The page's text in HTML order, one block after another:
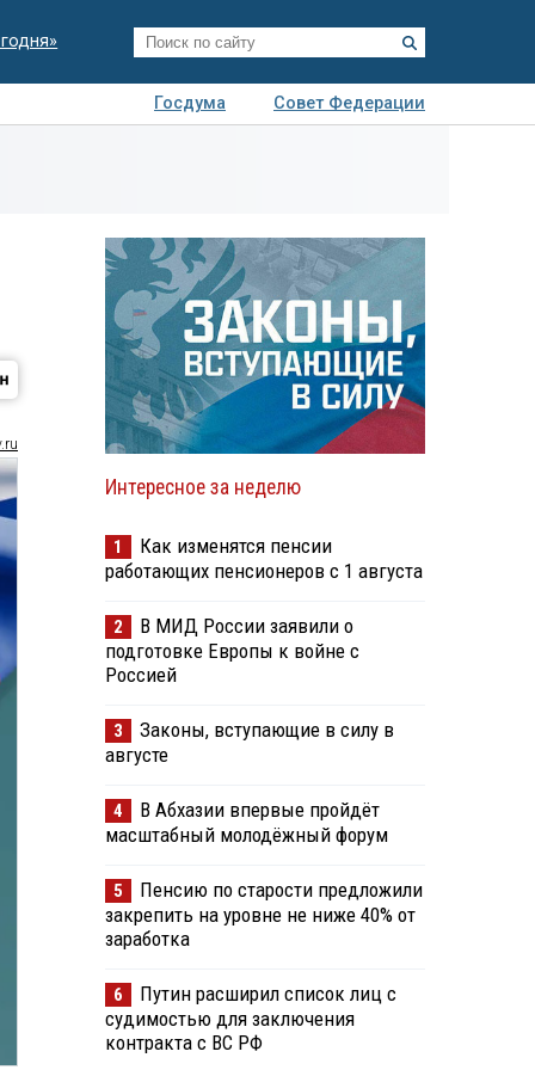
Госдума
Совет Федерации
Интересное за неделю
1
Как изменятся пенсии
работающих пенсионеров с 1 августа
2
В МИД России заявили о
подготовке Европы к войне с
Россией
3
Законы, вступающие в силу в
августе
4
В Абхазии впервые пройдёт
масштабный молодёжный форум
5
Пенсию по старости предложили
закрепить на уровне не ниже 40% от
заработка
6
Путин расширил список лиц с
судимостью для заключения
контракта с ВС РФ